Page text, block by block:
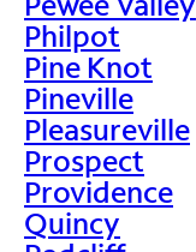
Philpot
Pine Knot
Pineville
Pleasureville
Prospect
Providence
Quincy